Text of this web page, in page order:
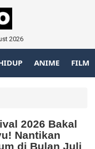
2026
ANIME FILM
2026 Bakal
Nantikan
di Bulan Juli